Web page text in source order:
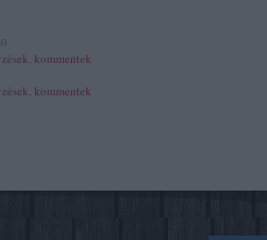
, kommentek
, kommentek